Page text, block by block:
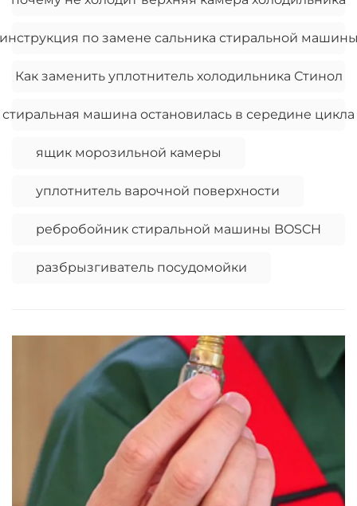
по замене сальника стиральной
Как заменить уплотнитель холодильника Стинол
стиральная машина остановилась в середине цикла
ящик морозильной камеры
уплотнитель варочной поверхности
ребробойник стиральной машины BOSCH
разбрызгиватель посудомойки